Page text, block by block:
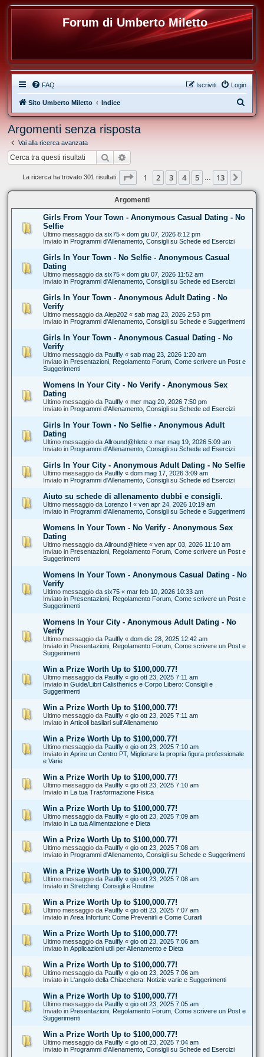
Forum di Umberto Miletto
FAQ Login
Iscriviti
Sito Umberto Miletto Indice
e
Argomenti senza risposta
Vai alla ricerca avanzata
Cerca
La ricerca ha trovato 301 risultati Pagina di 13
1 2 3 4 5 13
Argomenti
Girls From Your Town - Anonymous Casual Dating - No
Selfie
Ultimo messaggio da six75 « dom giu 07, 2026 8:12 pm
Inviato in Programmi d'Allenamento, Consigli su Schede ed Esercizi
Girls In Your Town - No Selfie - Anonymous Casual
Dating
Ultimo messaggio da six75 « dom giu 07, 2026 11:52 am
Inviato in Programmi d'Allenamento, Consigli su Schede ed Esercizi
Girls In Your Town - Anonymous Adult Dating - No
Verify
Ultimo messaggio da Alep202 « sab mag 23, 2026 2:53 pm
Inviato in Programmi d'Allenamento, Consigli su Schede e Suggerimenti
Girls In Your Town - Anonymous Casual Dating - No
Verify
Ultimo messaggio da Paulfly « sab mag 23, 2026 1:20 am
Inviato in Presentazioni, Regolamento Forum, Come scrivere un Post e
Suggerimenti
Womens In Your City - No Verify - Anonymous Sex
Dating
Ultimo messaggio da Paulfly « mer mag 20, 2026 7:50 pm
Inviato in Programmi d'Allenamento, Consigli su Schede ed Esercizi
Girls In Your Town - No Selfie - Anonymous Adult
Dating
Ultimo messaggio da Allround@hlete « mar mag 19, 2026 5:09 am
Inviato in Programmi d'Allenamento, Consigli su Schede ed Esercizi
Girls In Your City - Anonymous Adult Dating - No Selfie
Ultimo messaggio da Paulfly « dom mag 17, 2026 3:09 am
Inviato in Programmi d'Allenamento, Consigli su Schede ed Esercizi
Aiuto su schede di allenamento dubbi e consigli.
Ultimo messaggio da Lorenzo I « ven apr 24, 2026 10:19 am
Inviato in Programmi d'Allenamento, Consigli su Schede e Suggerimenti
Womens In Your Town - No Verify - Anonymous Sex
Dating
Ultimo messaggio da Allround@hlete « ven apr 03, 2026 11:10 am
Inviato in Presentazioni, Regolamento Forum, Come scrivere un Post e
Suggerimenti
Womens In Your Town - Anonymous Casual Dating - No
Verify
Ultimo messaggio da six75 « mar feb 10, 2026 10:33 am
Inviato in Presentazioni, Regolamento Forum, Come scrivere un Post e
Suggerimenti
Womens In Your City - Anonymous Adult Dating - No
Verify
Ultimo messaggio da Paulfly « dom dic 28, 2025 12:42 am
Inviato in Presentazioni, Regolamento Forum, Come scrivere un Post e
Suggerimenti
Win a Prize Worth Up to $100,000.77!
Ultimo messaggio da Paulfly « gio ott 23, 2025 7:11 am
Inviato in Guide/Libri Calisthenics e Corpo Libero: Consigli e
Suggerimenti
Win a Prize Worth Up to $100,000.77!
Ultimo messaggio da Paulfly « gio ott 23, 2025 7:11 am
Inviato in Articoli basilari sull'Allenamento
Win a Prize Worth Up to $100,000.77!
Ultimo messaggio da Paulfly « gio ott 23, 2025 7:10 am
Inviato in Aprire un Centro PT, Migliorare la propria figura professionale
e Varie
Win a Prize Worth Up to $100,000.77!
Ultimo messaggio da Paulfly « gio ott 23, 2025 7:10 am
Inviato in La tua Trasformazione Fisica
Win a Prize Worth Up to $100,000.77!
Ultimo messaggio da Paulfly « gio ott 23, 2025 7:09 am
Inviato in La tua Alimentazione e Dieta
Win a Prize Worth Up to $100,000.77!
Ultimo messaggio da Paulfly « gio ott 23, 2025 7:08 am
Inviato in Programmi d'Allenamento, Consigli su Schede e Suggerimenti
Win a Prize Worth Up to $100,000.77!
Ultimo messaggio da Paulfly « gio ott 23, 2025 7:08 am
Inviato in Stretching: Consigli e Routine
Win a Prize Worth Up to $100,000.77!
Ultimo messaggio da Paulfly « gio ott 23, 2025 7:07 am
Inviato in Area Infortuni: Come Prevenirli e Come Curarli
Win a Prize Worth Up to $100,000.77!
Ultimo messaggio da Paulfly « gio ott 23, 2025 7:06 am
Inviato in Applicazioni utili per Allenamento e Dieta
Win a Prize Worth Up to $100,000.77!
Ultimo messaggio da Paulfly « gio ott 23, 2025 7:06 am
Inviato in L'angolo della Chiacchera: Notizie varie e Suggerimenti
Win a Prize Worth Up to $100,000.77!
Ultimo messaggio da Paulfly « gio ott 23, 2025 7:05 am
Inviato in Presentazioni, Regolamento Forum, Come scrivere un Post e
Suggerimenti
Win a Prize Worth Up to $100,000.77!
Ultimo messaggio da Paulfly « gio ott 23, 2025 7:04 am
Inviato in Programmi d'Allenamento, Consigli su Schede ed Esercizi